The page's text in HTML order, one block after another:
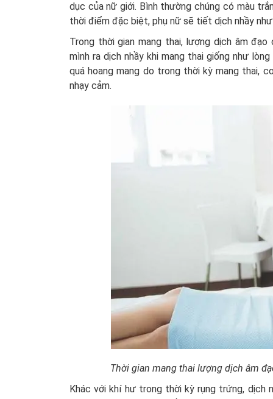
dục của nữ giới. Bình thường chúng có màu
thời điểm đặc biệt, phụ nữ sẽ tiết dịch nhầy
Trong thời gian mang thai, lượng dịch âm
mình ra dịch nhầy khi mang thai giống như
quá hoang mang do trong thời kỳ mang thai,
nhạy cảm.
Thời gian mang thai lượng dịch âm
Khác với khí hư trong thời kỳ rụng trứng, dịch